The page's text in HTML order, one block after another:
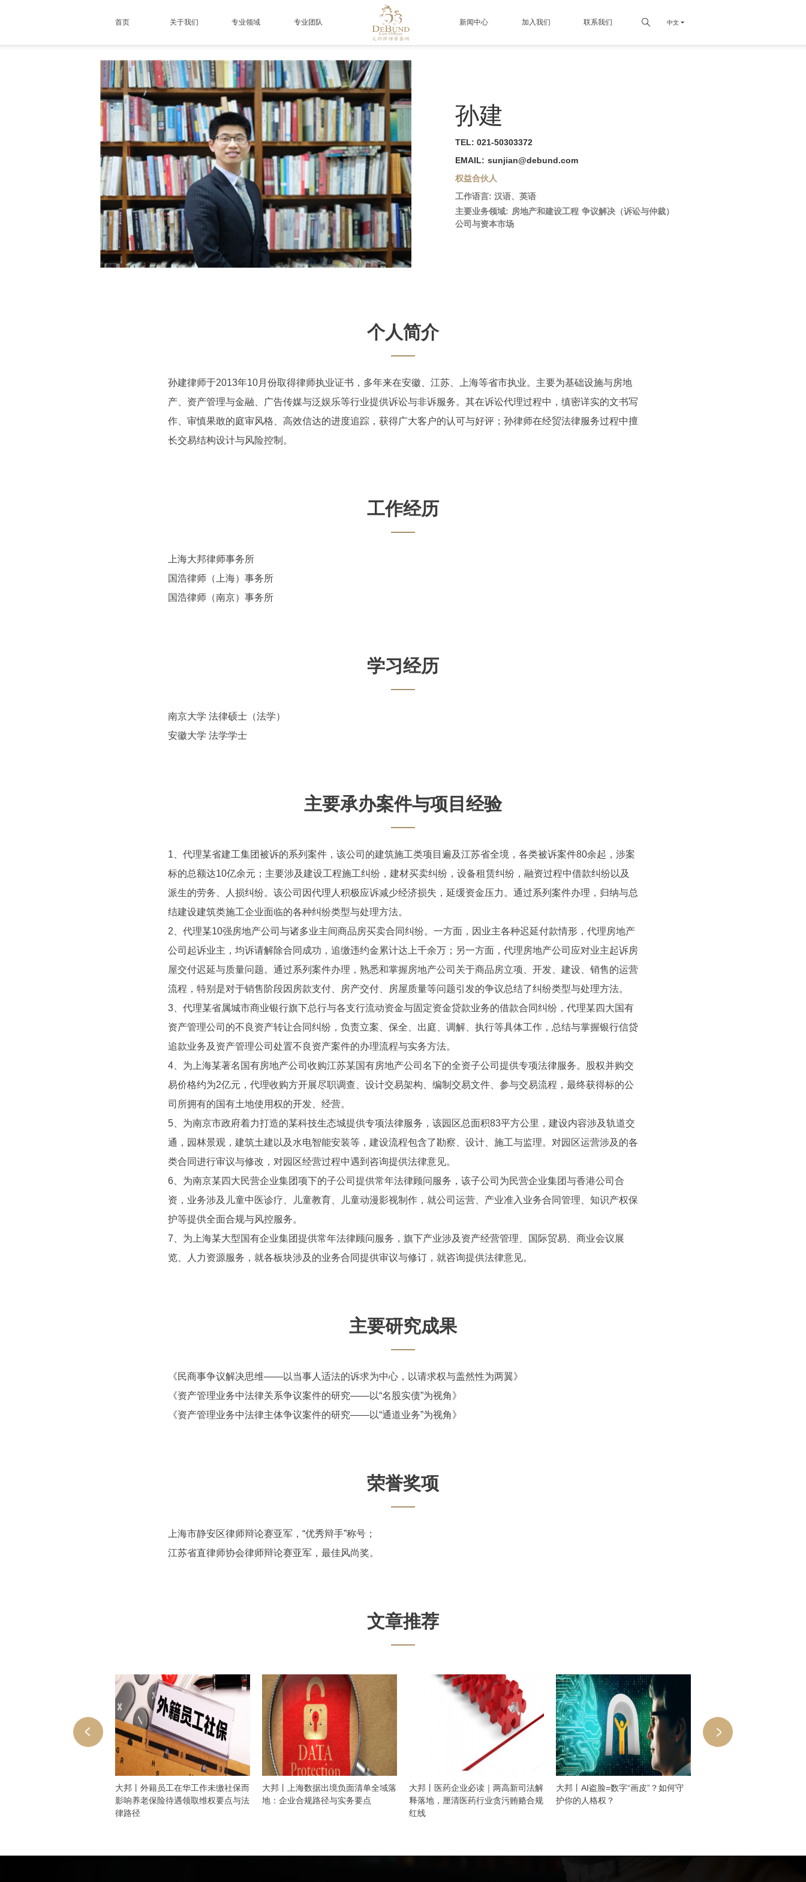
首页 关于我们 专业领域 专业团队 新闻中心 加入我们 联系我们 中文
孙建
TEL: 021-50303372
EMAIL: sunjian@debund.com
权益合伙人
工作语言: 汉语、英语
主要业务领域: 房地产和建设工程 争议解决（诉讼与仲裁）
公司与资本市场
个人简介
孙建律师于2013年10月份取得律师执业证书，多年来在安徽、江苏、上海等省市执业。主要为基础设施与房地
产、资产管理与金融、广告传媒与泛娱乐等行业提供诉讼与非诉服务。其在诉讼代理过程中，缜密详实的文书写
作、审慎果敢的庭审风格、高效信达的进度追踪，获得广大客户的认可与好评；孙律师在经贸法律服务过程中擅
长交易结构设计与风险控制。
工作经历
上海大邦律师事务所
国浩律师（上海）事务所
国浩律师 （南京）事务所
学习经历
南京大学 法律硕士（法学）
安徽大学 法学学士
主要承办案件与项目经验
1、代理某省建工集团被诉的系列案件，该公司的建筑施工类项目遍及江苏省全境，各类被诉案件80余起，涉案
标的总额达10亿余元；主要涉及建设工程施工纠纷，建材买卖纠纷，设备租赁纠纷，融资过程中借款纠纷以及
派生的劳务、人损纠纷。该公司因代理人积极应诉减少经济损失，延缓资金压力。通过系列案件办理，归纳与总
结建设建筑类施工企业面临的各种纠纷类型与处理方法。
2、代理某10强房地产公司与诸多业主间商品房买卖合同纠纷。一方面，因业主各种迟延付款情形，代理房地产
公司起诉业主，均诉请解除合同成功，追缴违约金累计达上千余万；另一方面，代理房地产公司应对业主起诉房
屋交付迟延与质量问题。通过系列案件办理，熟悉和掌握房地产公司关于商品房立项、开发、建设、销售的运营
流程，特别是对于销售阶段因房款支付、房产交付、房屋质量等问题引发的争议总结了纠纷类型与处理方法。
3、代理某省属城市商业银行旗下总行与各支行流动资金与固定资金贷款业务的借款合同纠纷，代理某四大国有
资产管理公司的不良资产转让合同纠纷，负责立案、保全、出庭、调解、执行等具体工作，总结与掌握银行信贷
追款业务及资产管理公司处置不良资产案件的办理流程与实务方法。
4、为上海某著名国有房地产公司收购江苏某国有房地产公司名下的全资子公司提供专项法律服务。股权并购交
易价格约为2亿元，代理收购方开展尽职调查、设计交易架构、编制交易文件、参与交易流程，最终获得标的公
司所拥有的国有土地使用权的开发、经营。
5、为南京市政府着力打造的某科技生态城提供专项法律服务，该园区总面积83平方公里，建设内容涉及轨道交
通，园林景观，建筑土建以及水电智能安装等，建设流程包含了勘察、设计、施工与监理。对园区运营涉及的各
类合同进行审议与修改，对园区经营过程中遇到咨询提供法律意见。
6、为南京某四大民营企业集团项下的子公司提供常年法律顾问服务，该子公司为民营企业集团与香港公司合
资，业务涉及儿童中医诊疗、儿童教育、儿童动漫影视制作，就公司运营、产业准入业务合同管理、知识产权保
护等提供全面合规与风控服务。
7、为上海某大型国有企业集团提供常年法律顾问服务，旗下产业涉及资产经营管理、国际贸易、商业会议展
览、人力资源服务，就各板块涉及的业务合同提供审议与修订，就咨询提供法律意见。
主要研究成果
《民商事争议解决思维——以当事人适法的诉求为中心，以请求权与盖然性为两翼》
《资产管理业务中法律关系争议案件的研究——以“名股实债”为视角》
《资产管理业务中法律主体争议案件的研究——以“通道业务”为视角》
荣誉奖项
上海市静安区律师辩论赛亚军， “优秀辩手”称号；
江苏省直律师协会律师辩论赛亚军，最佳风尚奖。
文章推荐
大邦丨外籍员工在华工作未缴社保而
影响养老保险待遇领取维权要点与法
律路径
大邦丨上海数据出境负面清单全域落
地：企业合规路径与实务要点
大邦丨医药企业必读｜两高新司法解
释落地，厘清医药行业贪污贿赂合规
红线
大邦丨AI盗脸=数字“画皮”？如何守
护你的人格权？